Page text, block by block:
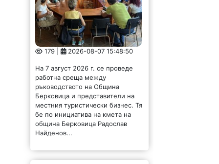
179 | 2026-08-07 15:48:50
На 7 август 2026 г. се проведе
работна среща между
ръководството на Община
Берковица и представители на
местния туристически бизнес. Тя
бе по инициатива на кмета на
община Берковица Радослав
Найденов...